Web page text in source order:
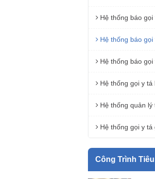
Hệ thống báo gọi
Hệ thống báo gọi
Hệ thống báo gọi
Hệ thống gọi y tá
Hệ thống quản lý
Hệ thống gọi y tá
Công Trình